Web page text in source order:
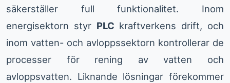
säkerställer full funktionalitet. Inom
energisektorn styr PLC kraftverkens drift, och
inom vatten- och avloppssektorn kontrollerar de
processer för rening av vatten och
avloppsvatten. Liknande lösningar förekommer